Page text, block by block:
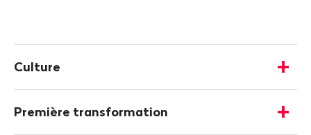
d'informations
Culture
-
Afficher
détails
Première transformation
-